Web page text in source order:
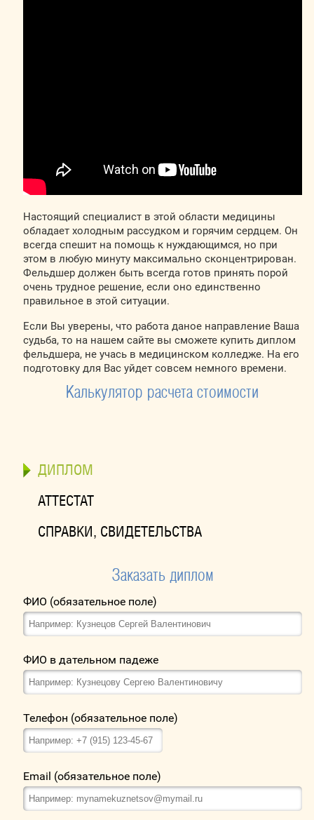
Настоящий специалист в этой области медицины
обладает холодным рассудком и горячим сердцем. Он
всегда спешит на помощь к нуждающимся, но при
этом в любую минуту максимально сконцентрирован.
Фельдшер должен быть всегда готов принять порой
очень трудное решение, если оно единственно
правильное в этой ситуации.
Если Вы уверены, что работа даное направление Ваша
судьба, то на нашем сайте вы сможете купить диплом
фельдшера, не учась в медицинском колледже. На его
подготовку для Вас уйдет совсем немного времени.
Калькулятор расчета стоимости
ДИПЛОМ
АТТЕСТАТ
СПРАВКИ, СВИДЕТЕЛЬСТВА
Заказать диплом
ФИО (обязательное поле)
ФИО в дательном падеже
Телефон (обязательное поле)
Email (обязательное поле)